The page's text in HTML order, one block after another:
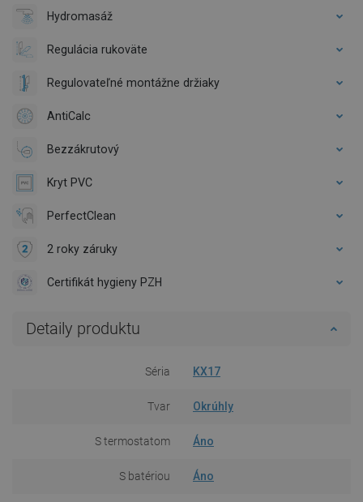
Hydromasáž
Regulácia rukoväte
Regulovateľné montážne držiaky
AntiCalc
Bezzákrutový
Kryt PVC
PerfectClean
2 roky záruky
Certifikát hygieny PZH
Detaily produktu
Séria KX17
Tvar Okrúhly
S termostatom Áno
S batériou Áno